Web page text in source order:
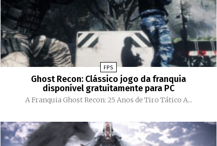
FPS
Ghost Recon: Clássico jogo da franquia
disponível gratuitamente para PC
A Franquia Ghost Recon: 25 Anos de Tiro Tático A...